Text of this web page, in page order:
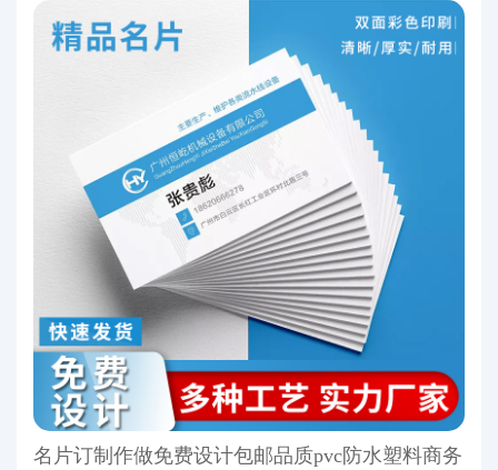
名片订制作做免费设计包邮品质pvc防水塑料商务